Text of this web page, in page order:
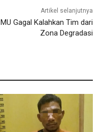
Artikel selanjutnya
MU Gagal Kalahkan Tim dari
Zona Degradasi